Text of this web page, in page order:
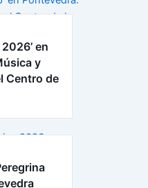
en
y
Centro de